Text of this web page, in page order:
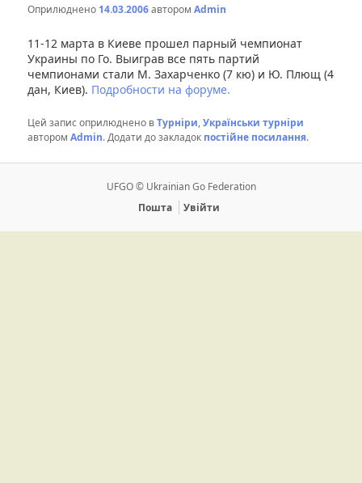
Оприлюднено 14.03.2006авторомAdmin
11-12 марта в Киеве прошел парный чемпионат
Украины по Го. Выиграв все пять партий
чемпионами стали М. Захарченко (7 кю) и Ю. Плющ (4
дан, Киев). Подробности на форуме.
Цей запис оприлюднено вТурніри,Українськи турніри
авторомAdmin. Додати до закладок постійне посилання.
UFGO © Ukrainian Go Federation
Пошта
Увійти